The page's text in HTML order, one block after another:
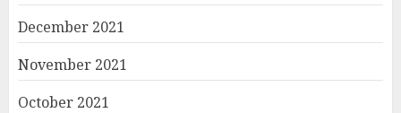
December 2021
November 2021
October 2021